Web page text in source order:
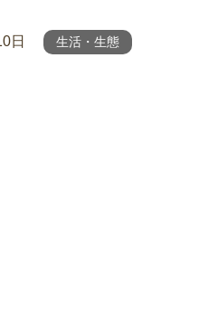
日 生活・生態